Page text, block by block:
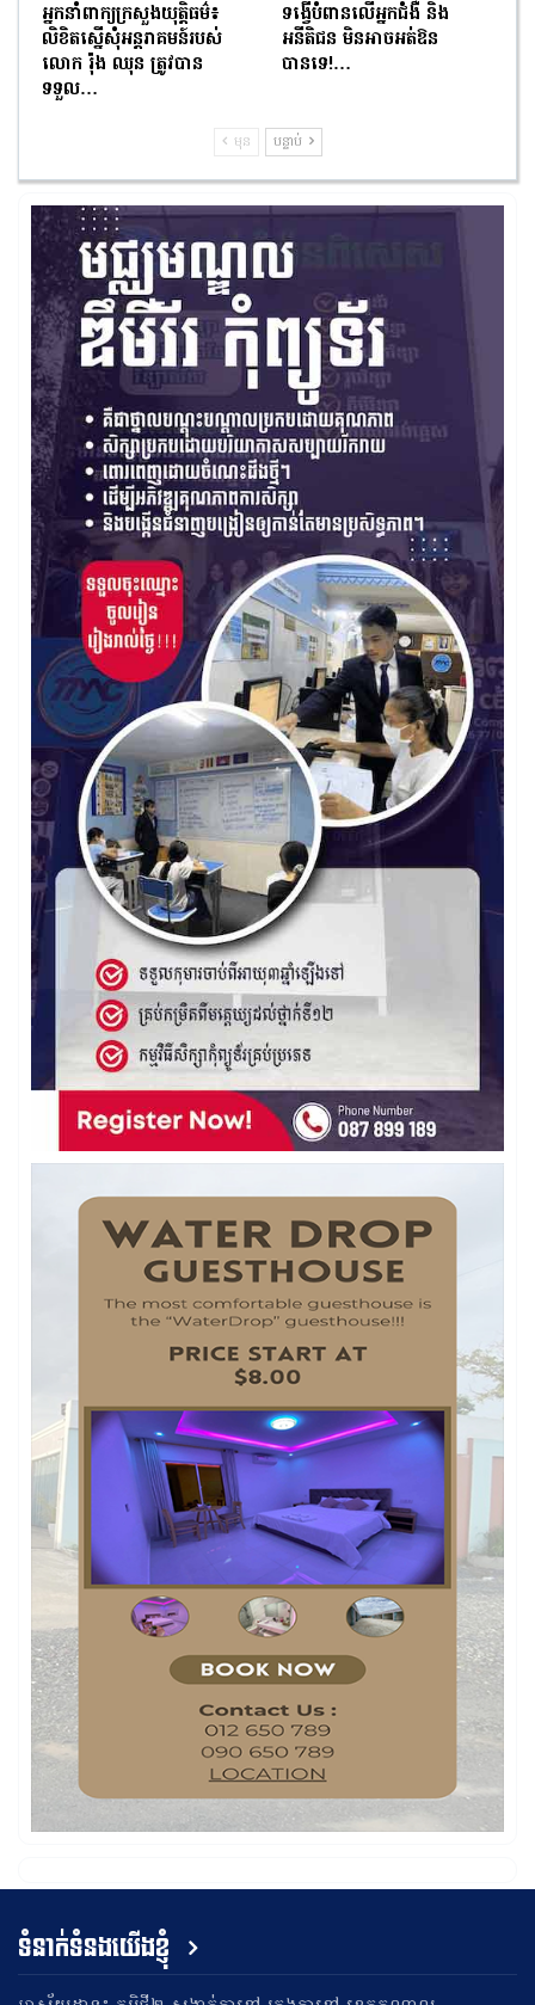
អ្នកនាំពាក្យក្រសួងយុត្តិធម៌៖
លិខិតស្នើសុំអន្តរាគមន៍របស់
លោក រ៉ុង ឈុន ត្រូវបាន
ទទួល…
ទង្វើបំពានលើអ្នកជំងឺ និង
អនីតិជន មិនអាចអត់ឱន
បានទេ!…
មុន បន្ទាប់
ទំនាក់ទំនងយើងខ្ញុំ